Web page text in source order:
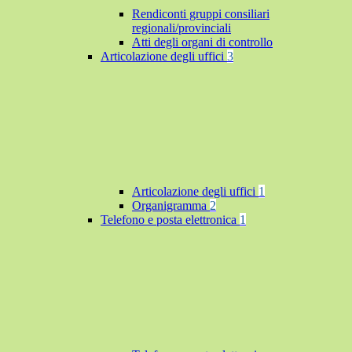
Rendiconti gruppi consiliari
regionali/provinciali
Atti degli organi di controllo
Articolazione degli uffici 3
Articolazione degli uffici 1
Organigramma 2
Telefono e posta elettronica 1